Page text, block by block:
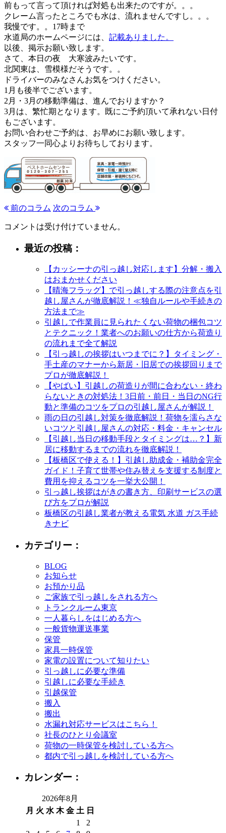
前もって言って頂ければ対処も出来たのですが。。。
クレーム言ったところでも水は、流れませんですし。。。
我慢です。。17時まで
水道局のホームページには、 記載ありました。
以後、掲示お願い致します。
さて、本日の夜 大寒波みたいです。
北関東は、雪模様だそうです。。
ドライバーのみなさんお気をつけください。
1月も後半でございます。
2月・3月の移動準備は、進んでおりますか？
3月は、繁忙期となります。既にご予約頂いて承れない日付
もございます。
お問い合わせご予約は、お早めにお願い致します。
スタッフ一同心よりお待ちしております。
前のコラム 次のコラム
コメントは受け付けていません。
最近の投稿：
【カッシーナの引っ越し対応します】分解・搬入
はおまかせください
【晴海フラッグ】で引っ越しする際の注意点を引
越し屋さんが徹底解説！≪独自ルールや手続きの
方法まで≫
引越しで作業員に見られたくない荷物の梱包コツ
とテクニック！業者へのお願いの仕方から荷造り
の流れまで全て解説
【引っ越しの挨拶はいつまでに？】タイミング・
手土産のマナーから新居・旧居での挨拶回りまで
プロが徹底解説！
【やばい】引越しの荷造りが間に合わない・終わ
らないときの対処法！3日前・前日・当日のNG行
動と準備のコツをプロの引越し屋さんが解説！
雨の日の引越し対策を徹底解説！荷物を濡らさな
いコツと引越し屋さんの対応・料金・キャンセル
【引越し当日の移動手段とタイミングは…？】新
居に移動するまでの流れを徹底解説！
【板橋区で使える！】引越し助成金・補助金完全
ガイド！子育て世帯や住み替えを支援する制度と
費用を抑えるコツを一挙大公開！
引っ越し挨拶はがきの書き方、印刷サービスの選
び方をプロが解説
板橋区の引越し業者が教える電気 水道 ガス手続
きナビ
カテゴリー：
BLOG
お知らせ
お預かり品
ご家族で引っ越しをされる方へ
トランクルーム東京
一人暮らしをはじめる方へ
一般貨物運送事業
保管
家具一時保管
家電の設置について知りたい
引っ越しに必要な準備
引越しに必要な手続き
引越保管
搬入
搬出
水漏れ対応サービスはこちら！
社長のひとり会議室
荷物の一時保管を検討している方へ
都内で引っ越しを検討している方へ
カレンダー：
2026年8月
月 火 水 木 金 土 日
1
2